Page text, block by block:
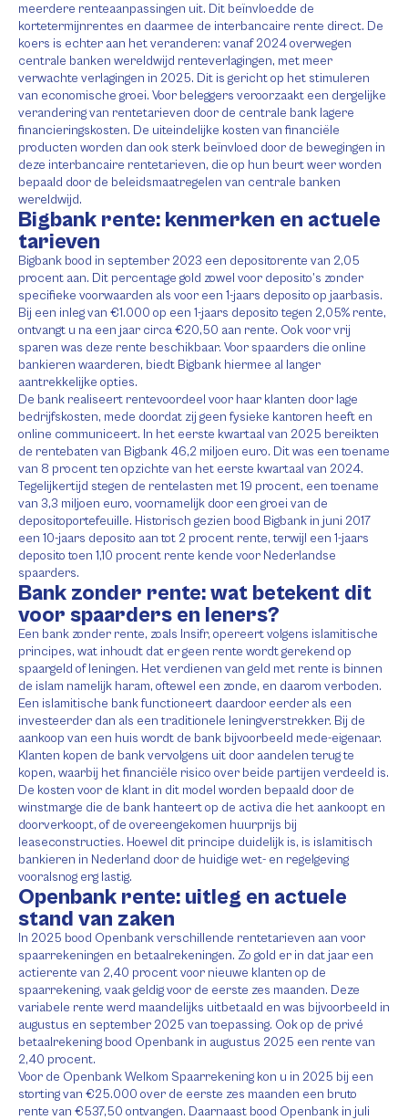
meerdere renteaanpassingen uit. Dit beïnvloedde de
kortetermijnrentes en daarmee de interbancaire rente direct. De
koers is echter aan het veranderen: vanaf 2024 overwegen
centrale banken wereldwijd renteverlagingen, met meer
verwachte verlagingen in 2025. Dit is gericht op het stimuleren
van economische groei. Voor beleggers veroorzaakt een dergelijke
verandering van rentetarieven door de centrale bank lagere
financieringskosten. De uiteindelijke kosten van financiële
producten worden dan ook sterk beïnvloed door de bewegingen in
deze interbancaire rentetarieven, die op hun beurt weer worden
bepaald door de beleidsmaatregelen van centrale banken
wereldwijd.
Bigbank rente: kenmerken en actuele
tarieven
Bigbank bood in september 2023 een depositorente van 2,05
procent aan. Dit percentage gold zowel voor deposito’s zonder
specifieke voorwaarden als voor een 1-jaars deposito op jaarbasis.
Bij een inleg van €1.000 op een 1-jaars deposito tegen 2,05% rente,
ontvangt u na een jaar circa €20,50 aan rente. Ook voor vrij
sparen was deze rente beschikbaar. Voor spaarders die online
bankieren waarderen, biedt Bigbank hiermee al langer
aantrekkelijke opties.
De bank realiseert rentevoordeel voor haar klanten door lage
bedrijfskosten, mede doordat zij geen fysieke kantoren heeft en
online communiceert. In het eerste kwartaal van 2025 bereikten
de rentebaten van Bigbank 46,2 miljoen euro. Dit was een toename
van 8 procent ten opzichte van het eerste kwartaal van 2024.
Tegelijkertijd stegen de rentelasten met 19 procent, een toename
van 3,3 miljoen euro, voornamelijk door een groei van de
depositoportefeuille. Historisch gezien bood Bigbank in juni 2017
een 10-jaars deposito aan tot 2 procent rente, terwijl een 1-jaars
deposito toen 1,10 procent rente kende voor Nederlandse
spaarders.
Bank zonder rente: wat betekent dit
voor spaarders en leners?
Een bank zonder rente, zoals Insifr, opereert volgens islamitische
principes, wat inhoudt dat er geen rente wordt gerekend op
spaargeld of leningen. Het verdienen van geld met rente is binnen
de islam namelijk haram, oftewel een zonde, en daarom verboden.
Een islamitische bank functioneert daardoor eerder als een
investeerder dan als een traditionele leningverstrekker. Bij de
aankoop van een huis wordt de bank bijvoorbeeld mede-eigenaar.
Klanten kopen de bank vervolgens uit door aandelen terug te
kopen, waarbij het financiële risico over beide partijen verdeeld is.
De kosten voor de klant in dit model worden bepaald door de
winstmarge die de bank hanteert op de activa die het aankoopt en
doorverkoopt, of de overeengekomen huurprijs bij
leaseconstructies. Hoewel dit principe duidelijk is, is islamitisch
bankieren in Nederland door de huidige wet- en regelgeving
vooralsnog erg lastig.
Openbank rente: uitleg en actuele
stand van zaken
In 2025 bood Openbank verschillende rentetarieven aan voor
spaarrekeningen en betaalrekeningen. Zo gold er in dat jaar een
actierente van 2,40 procent voor nieuwe klanten op de
spaarrekening, vaak geldig voor de eerste zes maanden. Deze
variabele rente werd maandelijks uitbetaald en was bijvoorbeeld in
augustus en september 2025 van toepassing. Ook op de privé
betaalrekening bood Openbank in augustus 2025 een rente van
2,40 procent.
Voor de Openbank Welkom Spaarrekening kon u in 2025 bij een
storting van €25.000 over de eerste zes maanden een bruto
rente van €537,50 ontvangen. Daarnaast bood Openbank in juli